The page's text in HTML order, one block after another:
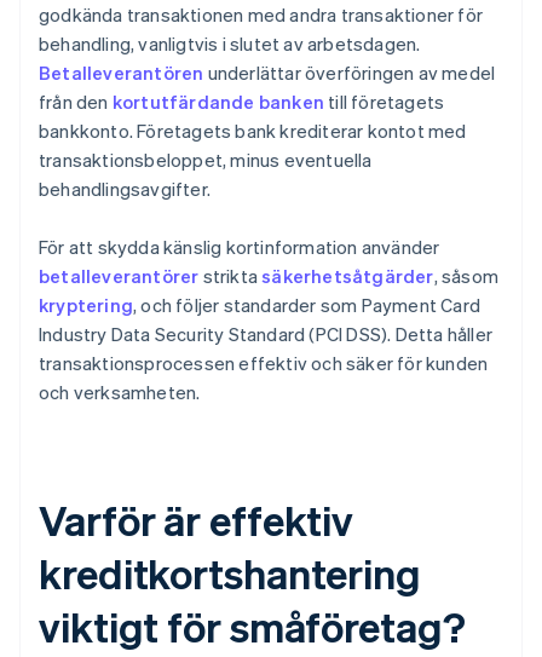
godkända transaktionen med andra transaktioner för
behandling, vanligtvis i slutet av arbetsdagen.
Betalleverantören underlättar överföringen av medel
från den kortutfärdande banken till företagets
bankkonto. Företagets bank krediterar kontot med
transaktionsbeloppet, minus eventuella
behandlingsavgifter.
För att skydda känslig kortinformation använder
betalleverantörer striktasäkerhetsåtgärder, såsom
kryptering, och följer standarder som Payment Card
Industry Data Security Standard (PCI DSS). Detta håller
transaktionsprocessen effektiv och säker för kunden
och verksamheten.
Varför är effektiv
kreditkortshantering
viktigt för småföretag?